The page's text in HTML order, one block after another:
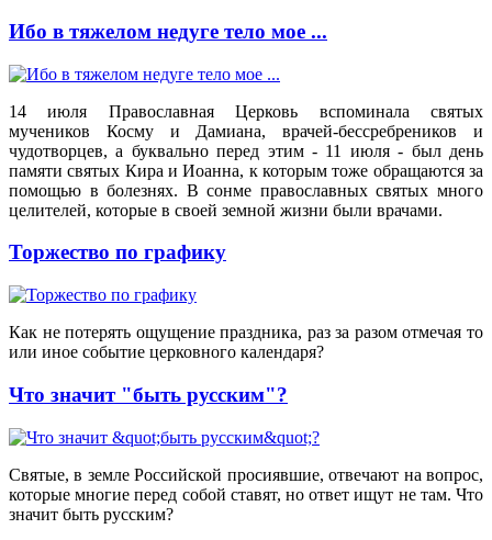
Ибо в тяжелом недуге тело мое ...
14 июля Православная Церковь вспоминала святых
мучеников Косму и Дамиана, врачей-бессребреников и
чудотворцев, а буквально перед этим - 11 июля - был день
памяти святых Кира и Иоанна, к которым тоже обращаются за
помощью в болезнях. В сонме православных святых много
целителей, которые в своей земной жизни были врачами.
Торжество по графику
Как не потерять ощущение праздника, раз за разом отмечая то
или иное событие церковного календаря?
Что значит "быть русским"?
Святые, в земле Российской просиявшие, отвечают на вопрос,
которые многие перед собой ставят, но ответ ищут не там. Что
значит быть русским?